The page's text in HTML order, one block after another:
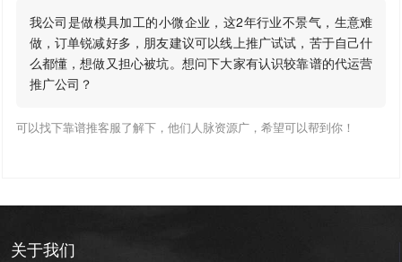
我公司是做模具加工的小微企业，这2年行业不景气，生意难
做，订单锐减好多，朋友建议可以线上推广试试，苦于自己什
么都懂，想做又担心被坑。想问下大家有认识较靠谱的代运营
推广公司？
可以找下靠谱推客服了解下，他们人脉资源广，希望可以帮到你！
关于我们